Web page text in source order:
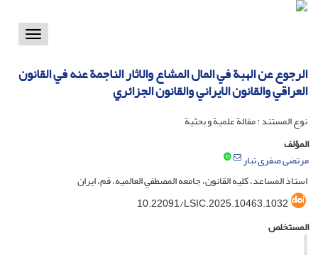
Toggle
الرجوع عن الهبة في المال المشاع والاثار الناجمة عنه في القانون
العراقي والقانون الايراني والقانون الجزائري
نوع المستند : مقالة علمية و بحثية
المؤلف
مرتضی صفری تبار
استاذ المساعد، کلیه القانون، جامعه المصطفي العالميه، قم، ایران
10.22091/LSIC.2025.10463.1032
المستخلص